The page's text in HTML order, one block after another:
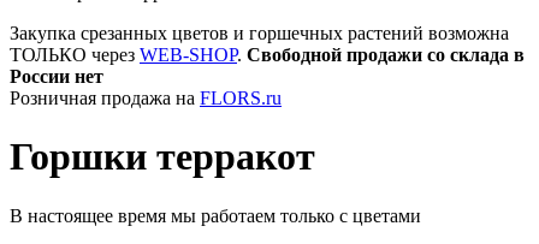
Закупка срезанных цветов и горшечных растений возможна
ТОЛЬКО через WEB-SHOP. Свободной продажи со склада в
России нет
Розничная продажа на FLORS.ru
Горшки терракот
В настоящее время мы работаем только с цветами